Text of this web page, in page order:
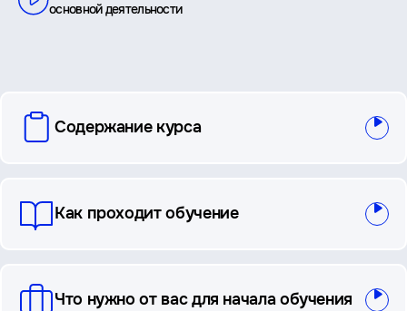
основной деятельности
вопросы
Содержание курса
Как проходит обучение
Что нужно от вас для начала обучения